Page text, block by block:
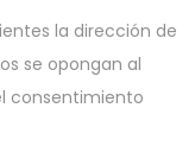
la dirección de
se opongan al
consentimiento